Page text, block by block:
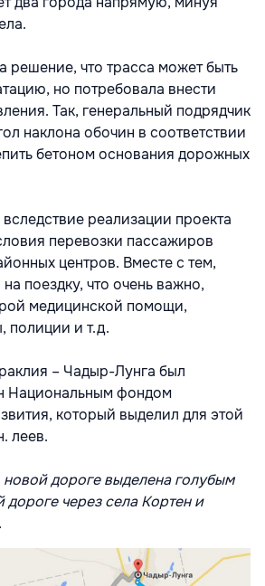
решение, что трасса может быть
но потребовала внести
Так, генеральный подрядчик
наклона обочин в соответствии
бетоном основания дорожных
реализации проекта
перевозки пассажиров
центров. Вместе с тем,
поездку, что очень важно,
медицинской помощи,
полиции и т.д.
– Чадыр-Лунга был
Национальным фондом
который выделил для этой
леев.
дороге выделена голубым
дороге через села Кортен и